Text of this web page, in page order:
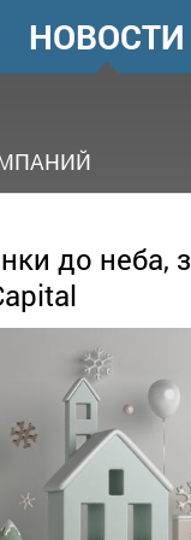
ГОЛОВНЕ
МЕНЮ
НОВОСТИ
до неба,